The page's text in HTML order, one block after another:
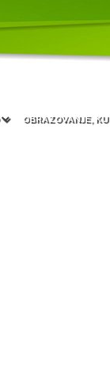
OBRAZOVANJE,